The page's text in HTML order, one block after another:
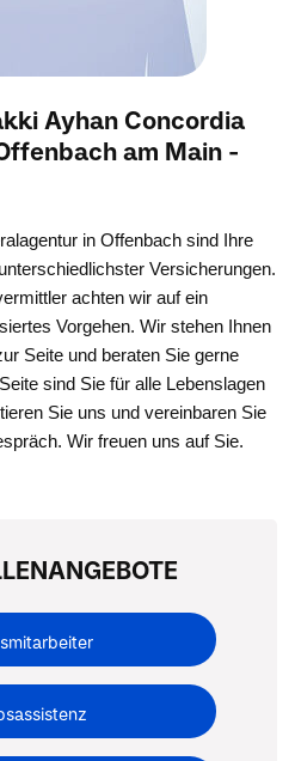
Ayhan Concordia
am Main -
in Offenbach sind Ihre
Versicherungen.
achten wir auf ein
Vorgehen. Wir stehen Ihnen
Seite und beraten Sie gerne
sind Sie für alle Lebenslagen
Sie uns und vereinbaren Sie
Wir freuen uns auf Sie.